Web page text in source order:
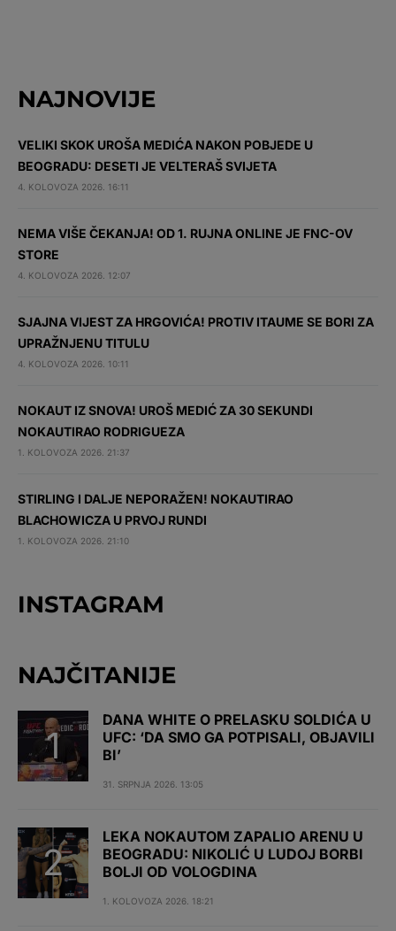
NAJNOVIJE
VELIKI SKOK UROŠA MEDIĆA NAKON POBJEDE U
BEOGRADU: DESETI JE VELTERAŠ SVIJETA
4. KOLOVOZA 2026. 16:11
NEMA VIŠE ČEKANJA! OD 1. RUJNA ONLINE JE FNC-OV
STORE
4. KOLOVOZA 2026. 12:07
SJAJNA VIJEST ZA HRGOVIĆA! PROTIV ITAUME SE BORI ZA
UPRAŽNJENU TITULU
4. KOLOVOZA 2026. 10:11
NOKAUT IZ SNOVA! UROŠ MEDIĆ ZA 30 SEKUNDI
NOKAUTIRAO RODRIGUEZA
1. KOLOVOZA 2026. 21:37
STIRLING I DALJE NEPORAŽEN! NOKAUTIRAO
BLACHOWICZA U PRVOJ RUNDI
1. KOLOVOZA 2026. 21:10
INSTAGRAM
NAJČITANIJE
DANA WHITE O PRELASKU SOLDIĆA U
UFC: ‘DA SMO GA POTPISALI, OBJAVILI
BI’
31. SRPNJA 2026. 13:05
LEKA NOKAUTOM ZAPALIO ARENU U
BEOGRADU: NIKOLIĆ U LUDOJ BORBI
BOLJI OD VOLOGDINA
1. KOLOVOZA 2026. 18:21